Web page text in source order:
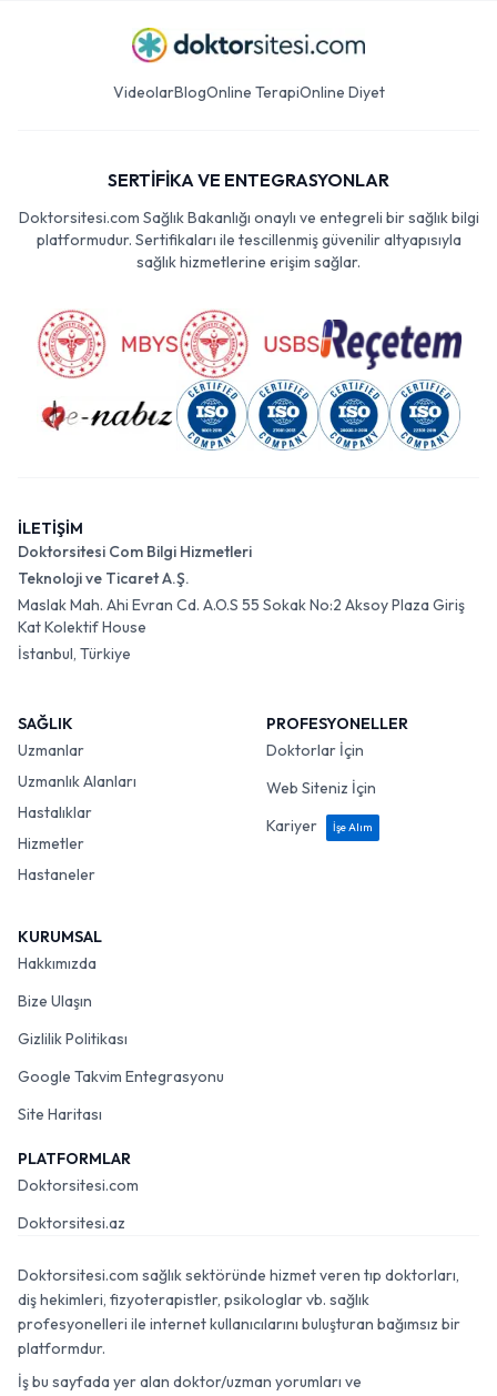
VideolarBlogOnline TerapiOnline Diyet
SERTİFİKA VE ENTEGRASYONLAR
Doktorsitesi.com Sağlık Bakanlığı onaylı ve entegreli bir sağlık bilgi
platformudur. Sertifikaları ile tescillenmiş güvenilir altyapısıyla
sağlık hizmetlerine erişim sağlar.
İLETİŞİM
Doktorsitesi Com Bilgi Hizmetleri
Teknoloji ve Ticaret A.Ş.
Maslak Mah. Ahi Evran Cd. A.O.S 55 Sokak No:2 Aksoy Plaza Giriş
Kat Kolektif House
İstanbul, Türkiye
SAĞLIK
Uzmanlar
Uzmanlık Alanları
Hastalıklar
Hizmetler
Hastaneler
PROFESYONELLER
Doktorlar İçin
Web Siteniz İçin
Kariyer
İşe Alım
KURUMSAL
Hakkımızda
Bize Ulaşın
Gizlilik Politikası
Google Takvim Entegrasyonu
Site Haritası
PLATFORMLAR
Doktorsitesi.com
Doktorsitesi.az
Doktorsitesi.com sağlık sektöründe hizmet veren tıp doktorları,
diş hekimleri, fizyoterapistler, psikologlar vb. sağlık
profesyonelleri ile internet kullanıcılarını buluşturan bağımsız bir
platformdur.
İş bu sayfada yer alan doktor/uzman yorumları ve